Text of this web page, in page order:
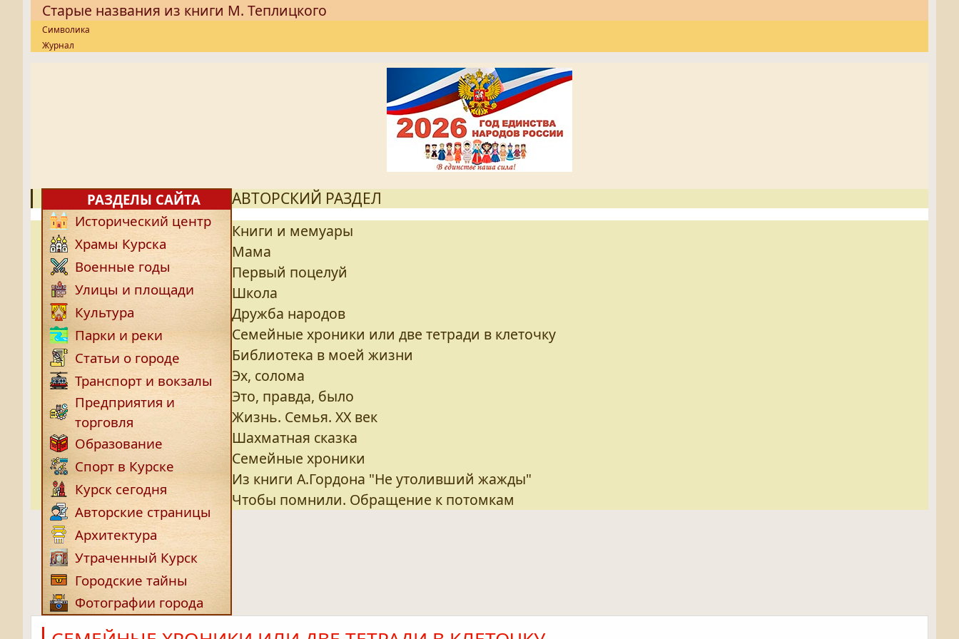
Старые названия из книги М. Теплицкого
Символика
Журнал
РАЗДЕЛЫ САЙТА
Исторический центр
Храмы Курска
Военные годы
Улицы и площади
Культура
Парки и реки
Статьи о городе
Транспорт и вокзалы
Предприятия и
торговля
Образование
Спорт в Курске
Курск сегодня
Авторские страницы
Архитектура
Утраченный Курск
Городские тайны
Фотографии города
АВТОРСКИЙ РАЗДЕЛ
Книги и мемуары
Мама
Первый поцелуй
Школа
Дружба народов
Семейные хроники или две тетради в клеточку
Библиотека в моей жизни
Эх, солома
Это, правда, было
Жизнь. Семья. ХХ век
Шахматная сказка
Семейные хроники
Из книги А.Гордона "Не утоливший жажды"
Чтобы помнили. Обращение к потомкам